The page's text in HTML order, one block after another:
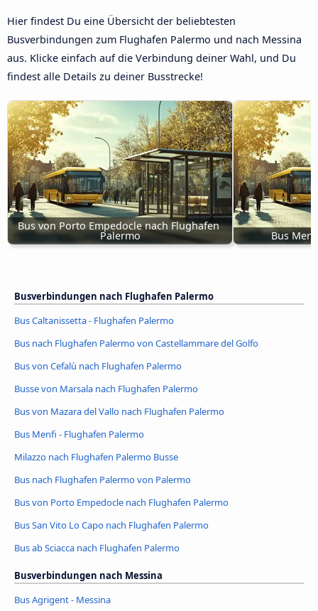
Hier findest Du eine Übersicht der beliebtesten
Busverbindungen zum Flughafen Palermo und nach Messina
aus. Klicke einfach auf die Verbindung deiner Wahl, und Du
findest alle Details zu deiner Busstrecke!
Bus von Porto Empedocle nach Flughafen
Palermo Bus
Busverbindungen nach Flughafen Palermo
Bus Caltanissetta - Flughafen Palermo
Bus nach Flughafen Palermo von Castellammare del Golfo
Bus von Cefalù nach Flughafen Palermo
Busse von Marsala nach Flughafen Palermo
Bus von Mazara del Vallo nach Flughafen Palermo
Bus Menfi - Flughafen Palermo
Milazzo nach Flughafen Palermo Busse
Bus nach Flughafen Palermo von Palermo
Bus von Porto Empedocle nach Flughafen Palermo
Bus San Vito Lo Capo nach Flughafen Palermo
Bus ab Sciacca nach Flughafen Palermo
Busverbindungen nach Messina
Bus Agrigent - Messina